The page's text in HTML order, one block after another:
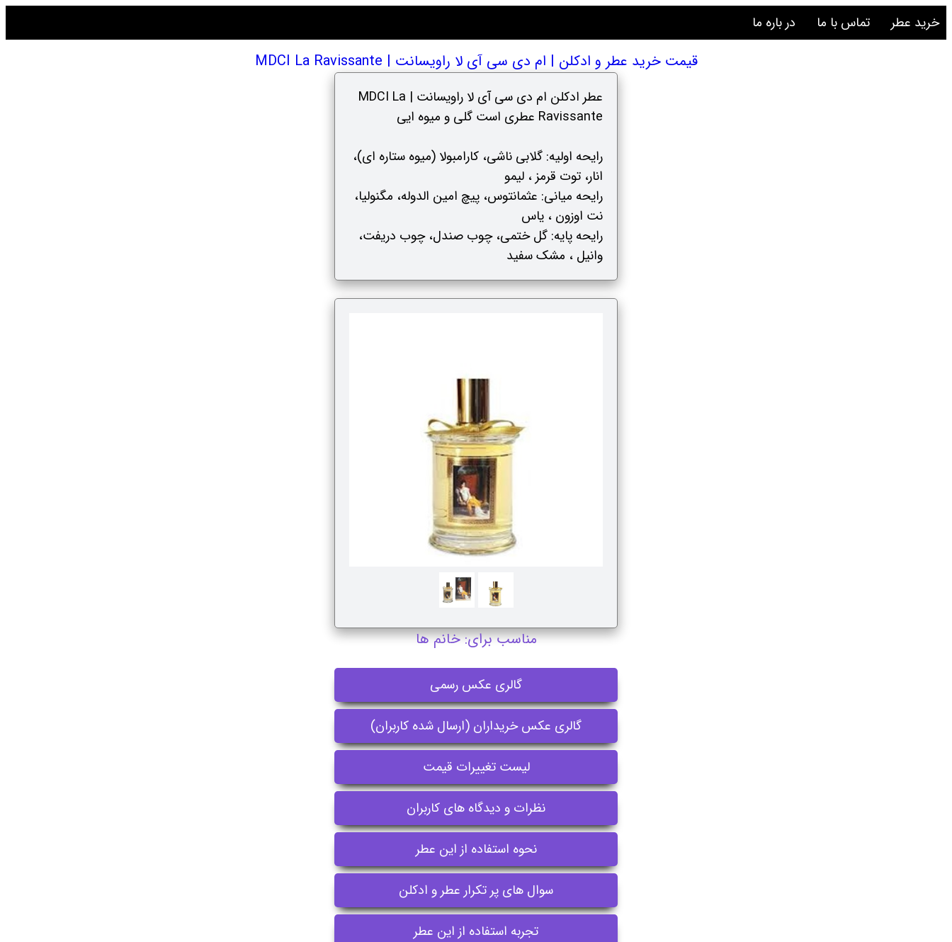
خرید عطر تماس با ما در باره ما
قیمت خرید عطر و ادکلن | ام دی سی آی لا راویسانت | MDCI La Ravissante
عطر ادکلن ام دی سی آی لا راویسانت | MDCI La
Ravissante عطری است گلی و میوه ایی
رایحه اولیه: گلابی ناشی، کارامبولا (میوه ستاره ای)،
انار، توت قرمز ، لیمو
رایحه میانی: عثمانتوس، پیچ امین الدوله، مگنولیا،
نت اوزون ، یاس
رایحه پایه: گل ختمی، چوب صندل، چوب دریفت،
وانیل ، مشک سفید
مناسب برای: خانم ها
گالری عکس رسمی
گالری عکس خریداران (ارسال شده کاربران)
لیست تغییرات قیمت
نظرات و دیدگاه های کاربران
نحوه استفاده از این عطر
سوال های پر تکرار عطر و ادکلن
تجربه استفاده از این عطر